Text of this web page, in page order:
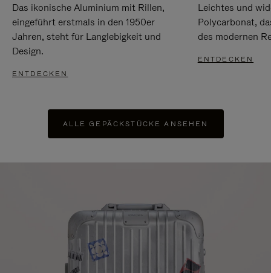
Das ikonische Aluminium mit Rillen,
eingeführt erstmals in den 1950er
Jahren, steht für Langlebigkeit und
Design.
ENTDECKEN
Leichtes und
Polycarbonat,
des modernen
ENTDECKEN
ALLE GEPÄCKSTÜCKE ANSEHEN